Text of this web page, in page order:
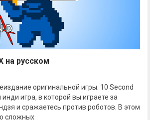
на русском
оригинальной игры. 10 Second
игра, в которой вы играете за
и сражаетесь против роботов. В этом
сложных